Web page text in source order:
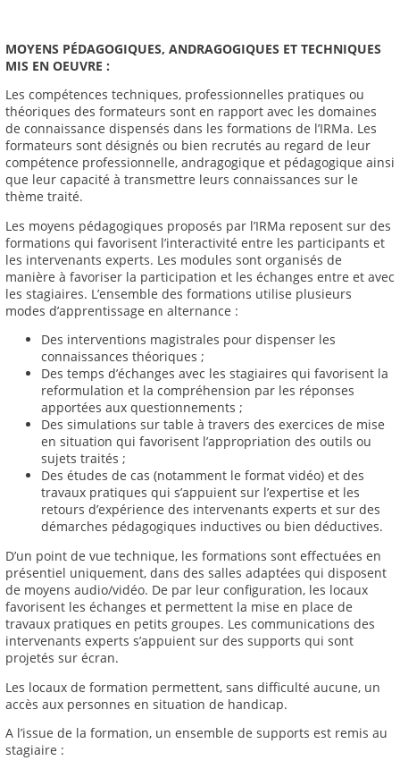
MOYENS PÉDAGOGIQUES, ANDRAGOGIQUES ET TECHNIQUES
MIS EN OEUVRE :
Les compétences techniques, professionnelles pratiques ou
théoriques des formateurs sont en rapport avec les domaines
de connaissance dispensés dans les formations de l’IRMa. Les
formateurs sont désignés ou bien recrutés au regard de leur
compétence professionnelle, andragogique et pédagogique ainsi
que leur capacité à transmettre leurs connaissances sur le
thème traité.
Les moyens pédagogiques proposés par l’IRMa reposent sur des
formations qui favorisent l’interactivité entre les participants et
les intervenants experts. Les modules sont organisés de
manière à favoriser la participation et les échanges entre et avec
les stagiaires. L’ensemble des formations utilise plusieurs
modes d’apprentissage en alternance :
Des interventions magistrales pour dispenser les
connaissances théoriques ;
Des temps d’échanges avec les stagiaires qui favorisent la
reformulation et la compréhension par les réponses
apportées aux questionnements ;
Des simulations sur table à travers des exercices de mise
en situation qui favorisent l’appropriation des outils ou
sujets traités ;
Des études de cas (notamment le format vidéo) et des
travaux pratiques qui s’appuient sur l’expertise et les
retours d’expérience des intervenants experts et sur des
démarches pédagogiques inductives ou bien déductives.
D’un point de vue technique, les formations sont effectuées en
présentiel uniquement, dans des salles adaptées qui disposent
de moyens audio/vidéo. De par leur configuration, les locaux
favorisent les échanges et permettent la mise en place de
travaux pratiques en petits groupes. Les communications des
intervenants experts s’appuient sur des supports qui sont
projetés sur écran.
Les locaux de formation permettent, sans difficulté aucune, un
accès aux personnes en situation de handicap.
A l’issue de la formation, un ensemble de supports est remis au
stagiaire :